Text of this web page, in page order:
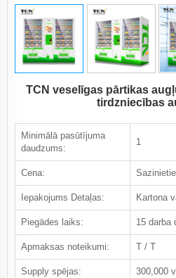
TCN veselīgas pārtikas
tirdzniecības
Minimālā pasūtījuma
daudzums:
1
Cena:
Iepakojums Detaļas: Kartona
Piegādes laiks: 15 darba
Apmaksas noteikumi: T / T
Supply spējas: 300,000